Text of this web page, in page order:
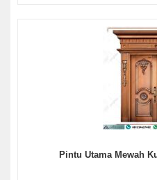
Pintu Utama Mewah